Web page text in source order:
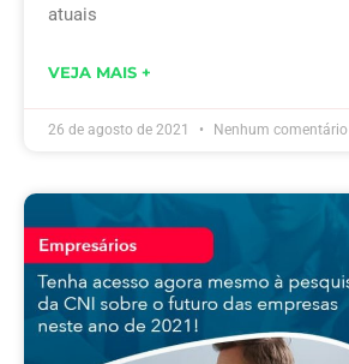
atuais
VEJA MAIS +
26 de agosto de 2021 Nenhum comentário